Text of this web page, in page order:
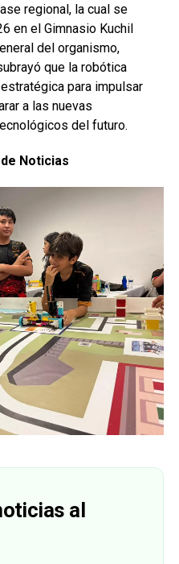
regional, la cual se
en el Gimnasio Kuchil
del organismo,
que la robótica
para impulsar
a las nuevas
del futuro.
Noticias
al